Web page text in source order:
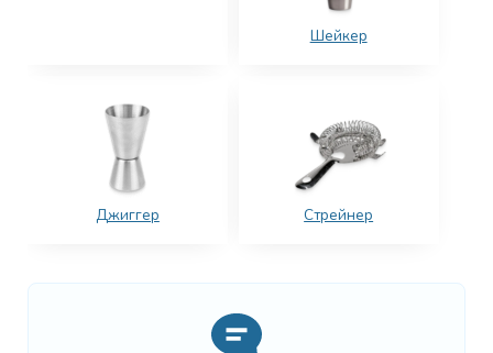
Шейкер
Джиггер Стрейнер